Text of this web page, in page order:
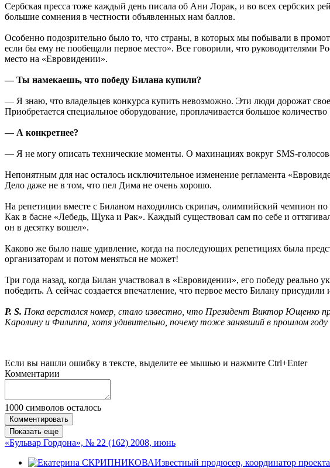
Сербская пресса тоже каждый день писала об Ани Лорак, и во всех сербских
большие сомнения в честности объявленных нам баллов.
Особенно подозрительно было то, что страны, в которых мы побывали в
если бы ему не пообещали первое место». Все говорили, что руководителями
место на «Евровидении».
— Ты намекаешь, что победу Билана купили?
— Я знаю, что владельцев конкурса купить невозможно. Эти люди дорожат
Приобретается специальное оборудование, проплачивается большое количество
— А конкретнее?
— Я не могу описать технические моменты. О махинациях вокруг SMS-
Непонятным для нас осталось исключительное изменение регламента
Дело даже не в том, что пел Дима не очень хорошо.
На репетиции вместе с Биланом находились скрипач, олимпийский чемпион
Как в басне «Лебедь, Щука и Рак». Каждый существовал сам по себе и
он в десятку вошел».
Каково же было наше удивление, когда на последующих репетициях была
организаторам и потом меняться не может!
Три года назад, когда Билан участвовал в «Евровидении», его победу
победить. А сейчас создается впечатление, что первое место Билану присудили
P. S. Пока верстался номер, стало известно, что Президент Виктор Ющенко
Каролину и Филиппа, хотя удивительно, почему тоже занявший в прошлом
Если вы нашли ошибку в тексте, выделите ее мышью и нажмите Ctrl+Enter
Комментарии
1000 символов осталось
Комментировать
Показать еще
«Бульвар Гордона», № 22 (162) 2008, июнь
Известный продюсер, координатор